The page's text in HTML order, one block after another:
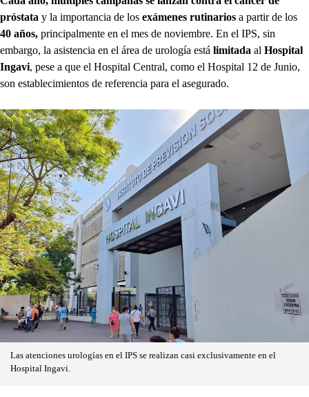
próstata y la importancia de los exámenes rutinarios a partir de los
40 años, principalmente en el mes de noviembre. En el IPS, sin
embargo, la asistencia en el área de urología está limitada al Hospital
Ingavi, pese a que el Hospital Central, como el Hospital 12 de Junio,
son establecimientos de referencia para el asegurado.
Las atenciones urologías en el IPS se realizan casi exclusivamente en el
Hospital Ingavi.